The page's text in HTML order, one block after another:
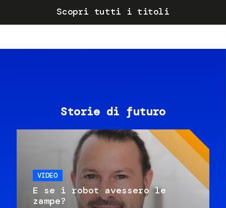
Scopri tutti i titoli
Storie di futuro
VIDEO
E se i robot avessero le
zampe?